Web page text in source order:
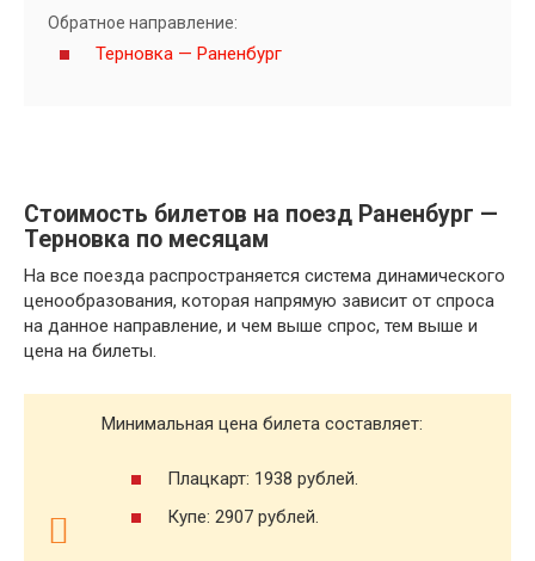
Обратное направление:
Терновка — Раненбург
Стоимость билетов на поезд Раненбург —
Терновка по месяцам
На все поезда распространяется система динамического
ценообразования, которая напрямую зависит от спроса
на данное направление, и чем выше спрос, тем выше и
цена на билеты.
Минимальная цена билета составляет:
Плацкарт: 1938 рублей.
Купе: 2907 рублей.